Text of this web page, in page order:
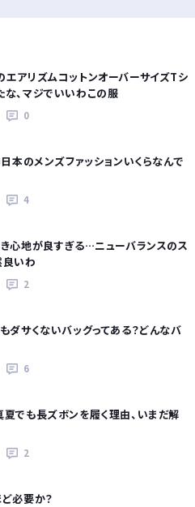
アリズムコットンオーバーサイズTシ
、マジでいいわこの服
0
本のメンズファッションいくらなんで
4
心地が良すぎる…ニューバランスのス
良いわ
2
ダサくないバッグってある？どんなバ
6
でも長ズボンを履く理由、いまだ解
2
必要か？